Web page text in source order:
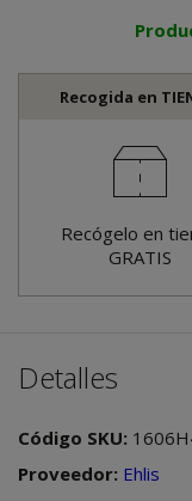
Recogida en
Recógelo en
GRATIS
Detalles
Código SKU:
Proveedor: Ehlis